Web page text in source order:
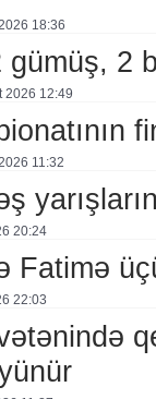
18:36
gümüş, 2
2026 12:49
11:32
20:24
Fatimə
22:03